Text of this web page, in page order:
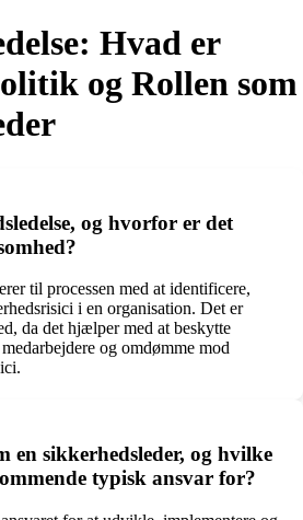
Hvad er
og Rollen som
og hvorfor er det
til processen med at identificere,
i en organisation. Det er
da det hjælper med at beskytte
og omdømme mod
en sikkerhedsleder, og hvilke
typisk ansvar for?